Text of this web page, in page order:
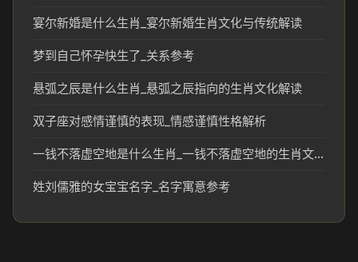
宴尔新婚是什么生肖_宴尔新婚生肖文化与传统解读
梦到自己怀孕快生了_关系参考
悬弧之辰是什么生肖_悬弧之辰指向的生肖文化解读
双子座对感情谨慎的表现_情感谨慎性格解析
一钱不落虚空地是什么生肖_一钱不落虚空地的生肖文化解析
姓刘儒雅的女宝宝名字_名字寓意参考